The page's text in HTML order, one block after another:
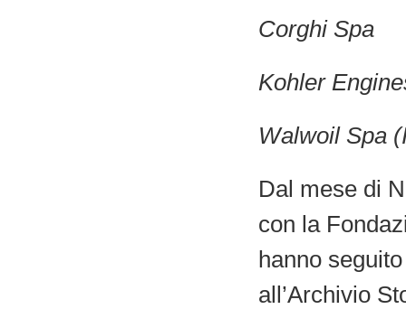
Corghi Spa
Kohler
Walwoil Spa
Dal mese di
con la
hanno
all’Archivio